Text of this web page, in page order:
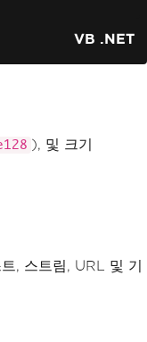
VB .NET
), 및 크기
, 스트림, URL 및 기